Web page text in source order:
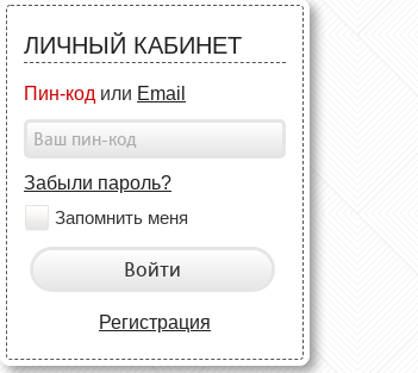
ЛИЧНЫЙ КАБИНЕТ
Пин-код или Email
Забыли пароль?
Запомнить меня
Войти
Регистрация